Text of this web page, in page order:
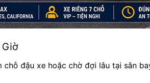
chỗ đậu xe hoặc chờ đợi lâu tại sân